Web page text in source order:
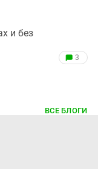
и без
3
ВСЕ БЛОГИ